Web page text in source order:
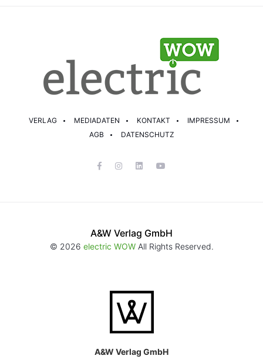
VERLAG MEDIADATEN KONTAKT
IMPRESSUM
AGB
DATENSCHUTZ
A&W Verlag GmbH
© 2026 electric WOWAll Rights Reserved.
A&W Verlag GmbH